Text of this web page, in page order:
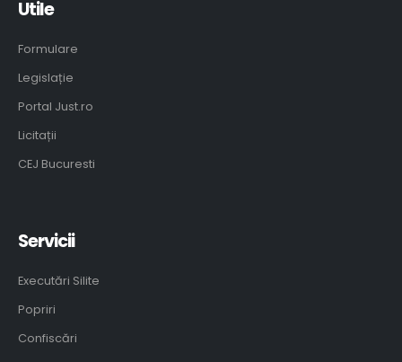
Utile
Formulare
Legislație
Portal Just.ro
Licitații
CEJ Bucuresti
Servicii
Executări Silite
Popriri
Confiscări